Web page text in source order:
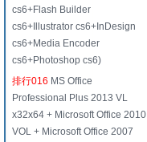
cs6+Flash Builder
cs6+Illustrator cs6+InDesign
cs6+Media Encoder
cs6+Photoshop cs6)
排行016 MS Office
Professional Plus 2013 VL
x32x64 + Microsoft Office 2010
VOL + Microsoft Office 2007